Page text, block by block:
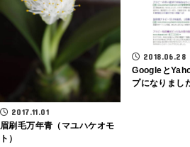
2017.11.01
眉刷毛万年青（マユハケオモ
ト）
2018.06.28
Googleと
プになりまし